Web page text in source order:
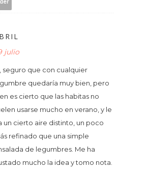
julio
seguro que con cualquier
quedaría muy bien, pero
es cierto que las habitas no
usarse mucho en verano, y le
un cierto aire distinto, un poco
refinado que una simple
de legumbres. Me ha
mucho la idea y tomo nota.